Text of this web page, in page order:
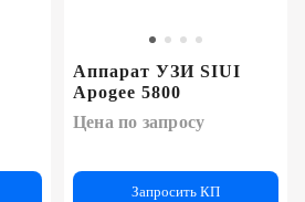
Аппарат УЗИ SIUI
Apogee 5800
Цена по запросу
Запросить КП